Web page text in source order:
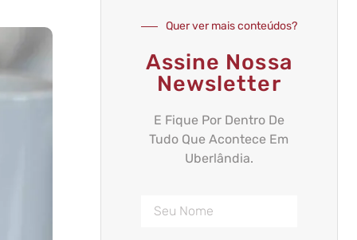
Quer ver mais conteúdos?
Assine Nossa
Newsletter
E Fique Por Dentro De
Tudo Que Acontece Em
Uberlândia.